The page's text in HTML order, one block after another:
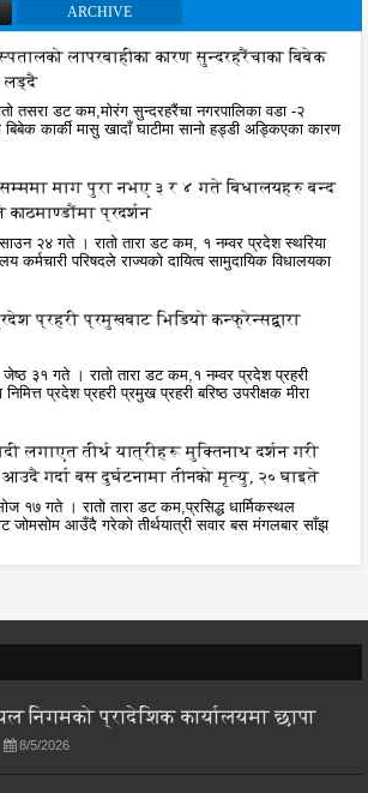
ARCHIVE
लापरबाहीका कारण सुन्दरहरैंचाका बिबेक
लड्दै
तसरा डट कम,मोरंग सुन्दरहरैंचा नगरपालिका वडा -२
बिबेक कार्की मासु खादाँ घाटीमा सानो हड्डी अड्किएका कारण
सम्ममा माग पुरा नभए ३ र ४ गते बिधालयहरु बन्द
काठमाण्डौंमा प्रदर्शन
साउन २४ गते । रातो तारा डट कम, १ नम्वर प्रदेश स्थरिया
कर्मचारी परिषदले राज्यको दायित्व सामुदायिक विधालयका
प्रहरी प्रमुखबाट भिडियो कन्फ्रेन्सद्वारा
जेष्ठ ३१ गते । रातो तारा डट कम,१ नम्वर प्रदेश प्रहरी
निमित्त प्रदेश प्रहरी प्रमुख प्रहरी बरिष्ठ उपरीक्षक मीरा
लगाएत तीर्थ यात्रीहरू मुक्तिनाथ दर्शन गरी
गर्दा बस दुर्घटनामा तीनको मृत्यु, २० घाइते
१७ गते । रातो तारा डट कम,प्रसिद्ध धार्मिकस्थल
जोमसोम आउँदै गरेको तीर्थयात्री सवार बस मंगलबार साँझ
निगमको प्रादेशिक कार्यालयमा छापा
8/5/2026